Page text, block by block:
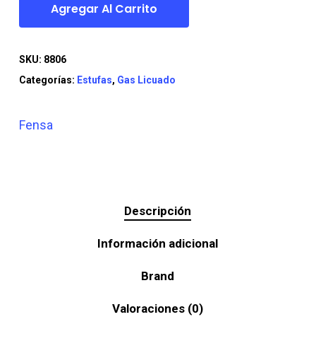
Agregar Al Carrito
SKU: 8806
Categorías: Estufas, Gas Licuado
Fensa
Descripción
Información adicional
Brand
Valoraciones (0)